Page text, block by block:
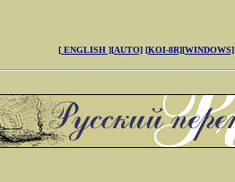
[ ENGLISH ][AUTO] [KOI-8R][WINDOWS]